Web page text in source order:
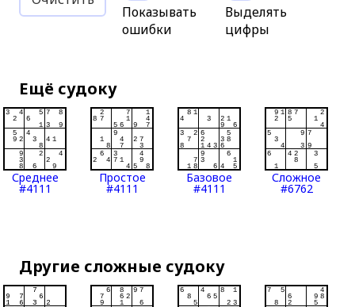
Показывать
ошибки
Выделять
цифры
Ещё судоку
Среднее
#4111
Простое
#4111
Базовое
#4111
Сложное
#6762
Другие сложные судоку